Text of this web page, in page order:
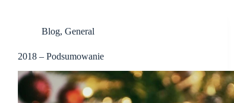
Blog, General
2018 – Podsumowanie